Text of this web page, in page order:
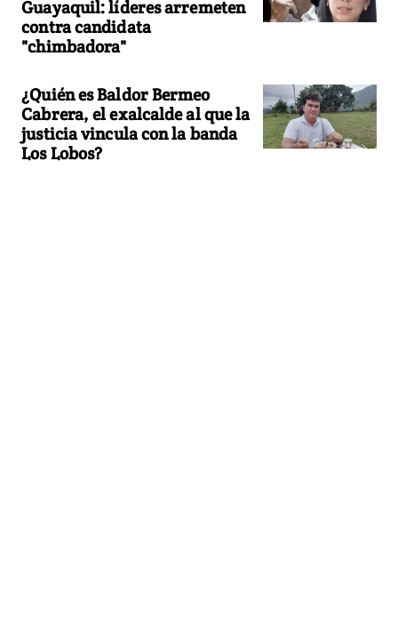
Guayaquil: líderes arremeten
contra candidata
"chimbadora"
¿Quién es Baldor Bermeo
Cabrera, el exalcalde al que la
justicia vincula con la banda
Los Lobos?